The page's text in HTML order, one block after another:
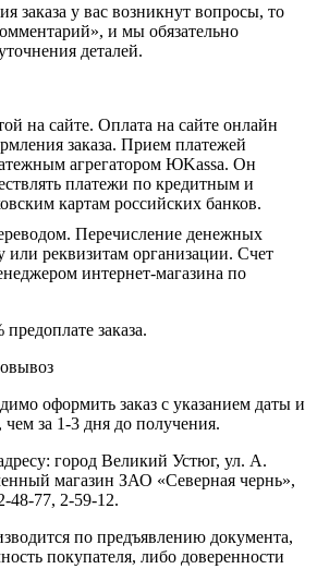
заказа у вас возникнут вопросы, то
и мы обязательно
деталей.
на сайте. Оплата на сайте онлайн
заказа. Прием платежей
агрегатором ЮKassa. Он
платежи по кредитным и
картам российских банков.
Перечисление денежных
или реквизитам организации. Счет
интернет-магазина по
заказа.
оформить заказ с указанием даты и
за 1-3 дня до получения.
город Великий Устюг, ул. А.
магазин ЗАО «Северная чернь»,
48-77, 2-59-12.
по предъявлению документа,
покупателя, либо доверенности